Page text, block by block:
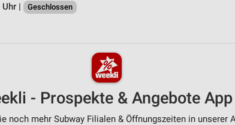
|
Geschlossen
- Prospekte & Angebote App
noch mehr Subway Filialen & Öffnungszeiten in unserer